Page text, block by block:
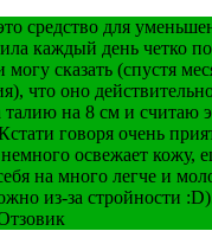
средство для
каждый день четко по
сказать (спустя
что оно
на 8 см и считаю
говоря очень
освежает кожу,
на много легче и
из-за стройности